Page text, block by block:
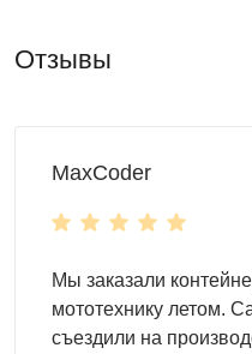
Выбирайте любой дизайн
базовый,
нанесение печатного
Для организации
различные системы
целью:
Отзывы
MaxCoder
Мы заказали
мототехнику летом.
съездили на